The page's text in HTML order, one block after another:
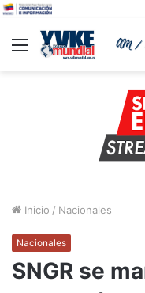
Menu
Inicio / Nacionales
Nacionales
SNGR se